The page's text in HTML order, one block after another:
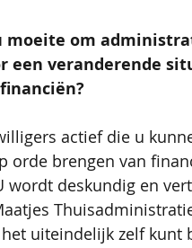
u moeite om
een veranderende
actief die u
brengen van
wordt deskundig en
uiteindelijk zelf kunt